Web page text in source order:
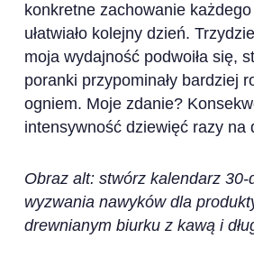
konkretne zachowanie
ułatwiało kolejny dzień.
moja wydajność podwoiła się,
poranki przypominały bardziej
ogniem. Moje zdanie?
intensywność dziewięć razy na
Obraz alt: stwórz kalendarz 30-
wyzwania nawyków dla
drewnianym biurku z kawą i